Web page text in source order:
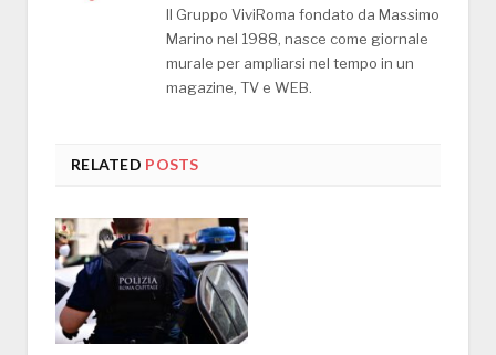
Il Gruppo ViviRoma fondato da Massimo
Marino nel 1988, nasce come giornale
murale per ampliarsi nel tempo in un
magazine, TV e WEB.
RELATED POSTS